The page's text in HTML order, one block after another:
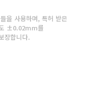
을 사용하며, 특허 받은
도 ±0.02mm를
장합니다.